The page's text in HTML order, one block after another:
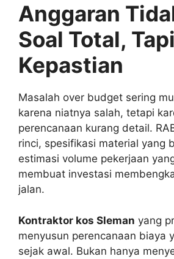
Anggaran
Soal Total,
Kepastian
Masalah over budget sering
karena niatnya salah, tetapi
perencanaan kurang detail.
rinci, spesifikasi material yang
estimasi volume pekerjaan
membuat investasi
jalan.
Kontraktor kos Sleman yang
menyusun perencanaan biaya
sejak awal. Bukan hanya